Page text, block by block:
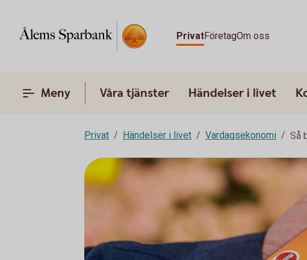
PrivatFöretagOm oss
Meny Våra tjänster Händelser i livet
Privat Händelser i livet Vardagsekonomi Så